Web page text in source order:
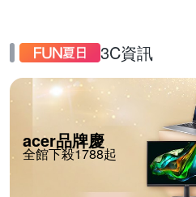
3C資訊
acer品牌慶
全館下殺1788起